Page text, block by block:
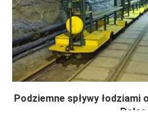
Podziemne spływy